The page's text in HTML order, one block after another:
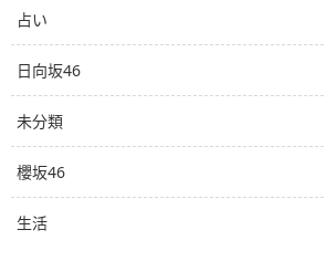
占い
日向坂46
未分類
櫻坂46
生活